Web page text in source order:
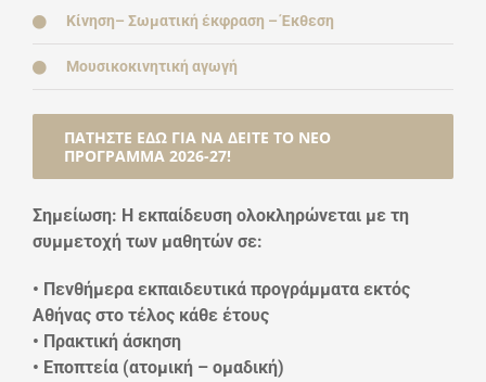
Κίνηση– Σωματική έκφραση – Έκθεση
Μουσικοκινητική αγωγή
ΠΑΤΗΣΤΕ ΕΔΩ ΓΙΑ ΝΑ ΔΕΊΤΕ ΤΟ ΝΕΟ
ΠΡΟΓΡΑΜΜΑ 2026-27!
Σημείωση: Η εκπαίδευση ολοκληρώνεται με τη
συμμετοχή των μαθητών σε:
• Πενθήμερα εκπαιδευτικά προγράμματα εκτός
Αθήνας στο τέλος κάθε έτους
• Πρακτική άσκηση
• Εποπτεία (ατομική – ομαδική)